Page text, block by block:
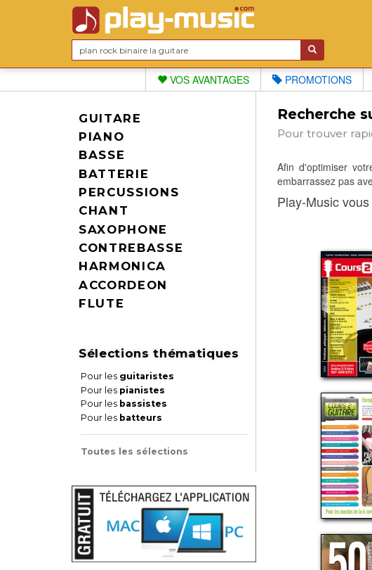
VOS AVANTAGES PROMOTIONS
GUITARE
PIANO
BASSE
BATTERIE
PERCUSSIONS
CHANT
SAXOPHONE
CONTREBASSE
HARMONICA
ACCORDEON
FLUTE
Sélections thématiques
Pour les guitaristes
Pour les pianistes
Pour les bassistes
Pour les batteurs
Toutes les sélections
Recherche
Pour trouver
Afin d'optimiser
embarrassez pas
Play-Music